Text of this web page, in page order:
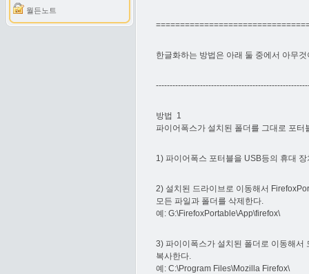
월든노트
한글화하는 방법은 아래 둘 중에서 아무
방법 1
파이어폭스가 설치된 폴더를 그대로 포
1) 파이어폭스 포터블을 USB등의 휴대
2) 설치된 드라이브로 이동해서
모든 파일과 폴더를 삭제한다.
예: G:\FirefoxPortable\App\firefox\
3) 파이이폭스가 설치된 폴더로 이동해서
복사한다.
예: C:\Program Files\Mozilla Firefox\